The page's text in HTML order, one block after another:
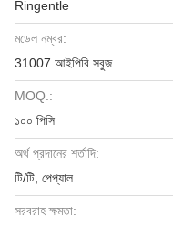
Ringentle
মডেল নম্বর:
31007 আইপিবি সবুজ
MOQ.:
১০০ পিসি
অর্থ প্রদানের শর্তাদি:
টি/টি, পেপ্যাল
সরবরাহ ক্ষমতা: